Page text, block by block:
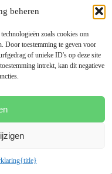
beheren
zoals cookies om
Door toestemming te geven voor
of unieke ID's op deze site
intrekt, kan dit negatieve
{title}